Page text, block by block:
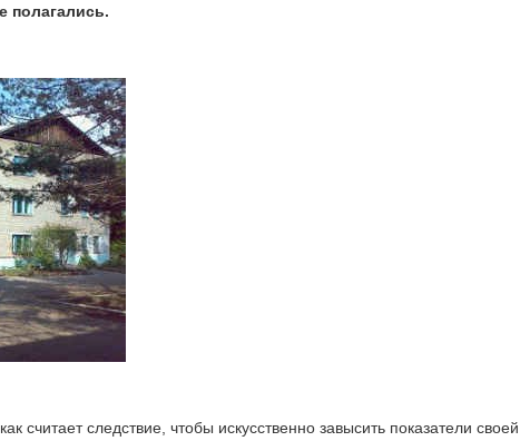
считает следствие, чтобы искусственно завысить показатели своей